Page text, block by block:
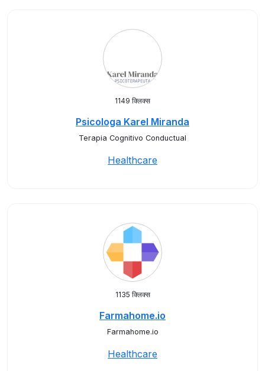
1149 क्लिक्स
Psicologa Karel Miranda
Terapia Cognitivo Conductual
Healthcare
1135 क्लिक्स
Farmahome.io
Farmahome.io
Healthcare